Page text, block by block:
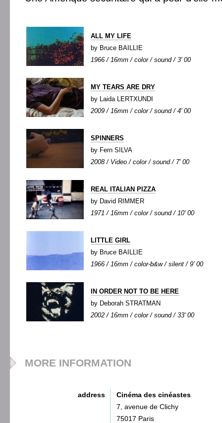
ALL MY LIFE
by Bruce BAILLIE
1966 / 16mm / color / sound / 3' 00
MY TEARS ARE DRY
by Laida LERTXUNDI
2009 / 16mm / color / sound / 4' 00
SPINNERS
by Fern SILVA
2008 / Video / color / sound / 7' 00
REAL ITALIAN PIZZA
by David RIMMER
1971 / 16mm / color / sound / 10' 00
LITTLE GIRL
by Bruce BAILLIE
1966 / 16mm / color-b&w / silent / 9' 00
IN ORDER NOT TO BE HERE
by Deborah STRATMAN
2002 / 16mm / color / sound / 33' 00
MORE INFORMATION
address
Cinéma des cinéastes
7, avenue de Clichy
75017 Paris